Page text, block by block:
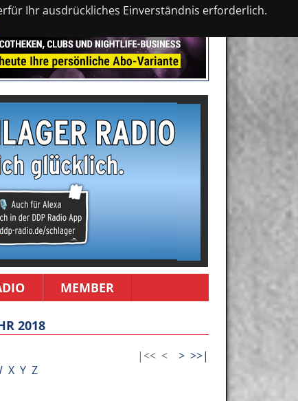
Ihr ausdrückliches Einverständnis erforderlich.
MEMBER
2018
|<< < > >>|
X Y Z